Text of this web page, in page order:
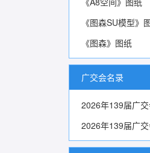
《图森SU模型》
《图森》图纸
广交会名录
2026年139届广
2026年139届广